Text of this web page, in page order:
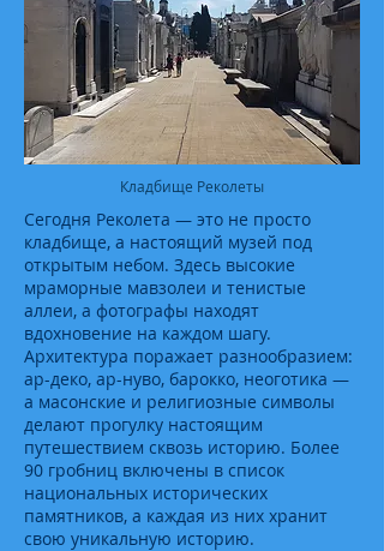
Кладбище Реколеты
Сегодня Реколета — это не просто
кладбище, а настоящий музей под
открытым небом. Здесь высокие
мраморные мавзолеи и тенистые
аллеи, а фотографы находят
вдохновение на каждом шагу.
Архитектура поражает разнообразием:
ар-деко, ар-нуво, барокко, неоготика —
а масонские и религиозные символы
делают прогулку настоящим
путешествием сквозь историю. Более
90 гробниц включены в список
национальных исторических
памятников, а каждая из них хранит
свою уникальную историю.